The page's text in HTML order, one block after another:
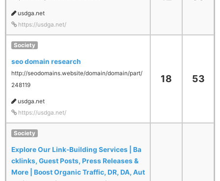
usdga.net
https://usdga.net/
Society
seo domain research
http://seodomains.website/domain/domain/part/
248119
usdga.net
https://usdga.net/
18 53
Society
Explore Our Link-Building Services | Ba
cklinks, Guest Posts, Press Releases &
More | Boost Organic Traffic, DR, DA, Aut